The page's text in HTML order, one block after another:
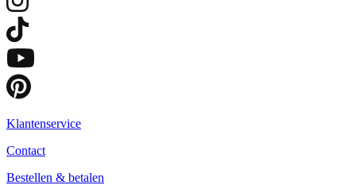
Klantenservice
Contact
Bestellen & betalen